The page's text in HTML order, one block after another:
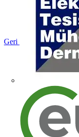
Geri dön Ürünler